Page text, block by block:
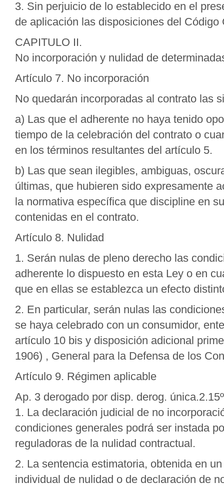
3. Sin perjuicio de lo establecido en el
de aplicación las disposiciones del
CAPITULO II.
No incorporación y nulidad de
Artículo 7. No incorporación
No quedarán incorporadas al contrato las
a) Las que el adherente no haya tenido
tiempo de la celebración del contrato o
en los términos resultantes del artículo 5.
b) Las que sean ilegibles, ambiguas,
últimas, que hubieren sido expresamente
la normativa específica que discipline en
contenidas en el contrato.
Artículo 8. Nulidad
1. Serán nulas de pleno derecho las
adherente lo dispuesto en esta Ley o en
que en ellas se establezca un efecto
2. En particular, serán nulas las
se haya celebrado con un consumidor,
artículo 10 bis y disposición adicional
1906) , General para la Defensa de los
Artículo 9. Régimen aplicable
Ap. 3 derogado por disp. derog.
1. La declaración judicial de no
condiciones generales podrá ser instada
reguladoras de la nulidad contractual.
2. La sentencia estimatoria, obtenida en
individual de nulidad o de declaración de